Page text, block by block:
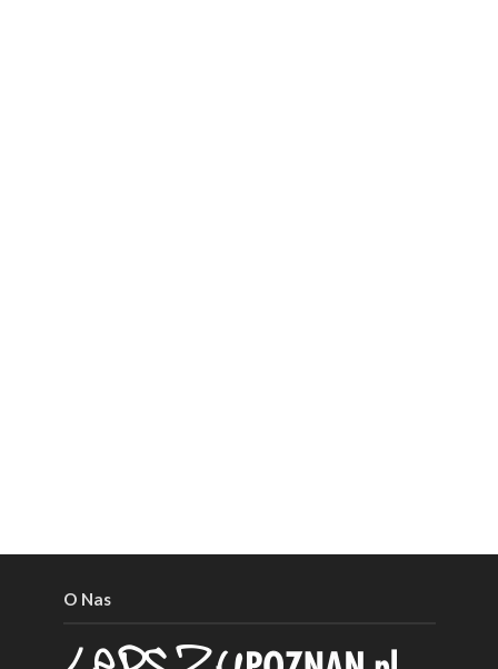
O Nas